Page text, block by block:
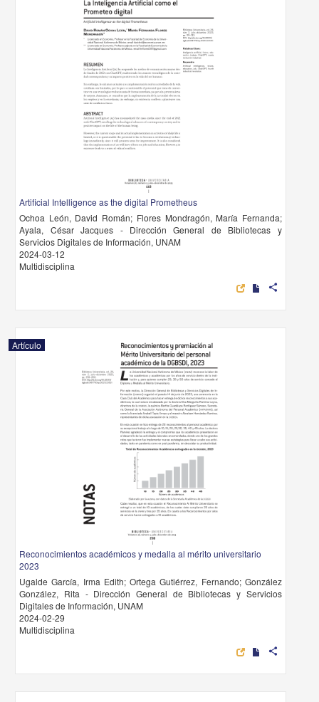
Artificial Intelligence as the digital Prometheus
Ochoa León, David Román; Flores Mondragón, María Fernanda;
Ayala, César Jacques - Dirección General de Bibliotecas y
Servicios Digitales de Información, UNAM
2024-03-12
Multidisciplina
share
Artículo
Reconocimientos académicos y medalla al mérito universitario
2023
Ugalde García, Irma Edith; Ortega Gutiérrez, Fernando; González
González, Rita - Dirección General de Bibliotecas y Servicios
Digitales de Información, UNAM
2024-02-29
Multidisciplina
share